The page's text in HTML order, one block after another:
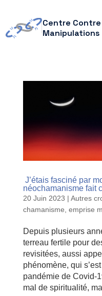
Centre
J’étais fasciné par
néochamanisme fait
20 Juin 2023 | Autres
chamanisme emprise
Depuis plusieurs
terreau fertile pour
revisitées, aussi
phénomène, qui
pandémie de Covid-
mal de spiritualité,